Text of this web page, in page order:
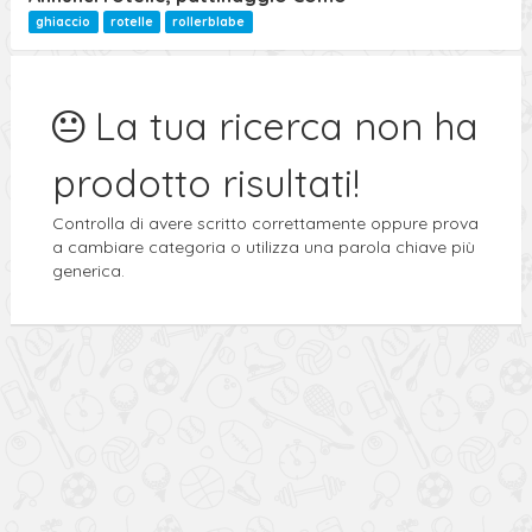
ghiaccio rotelle rollerblabe
La tua ricerca non ha
prodotto risultati!
Controlla di avere scritto correttamente oppure prova
a cambiare categoria o utilizza una parola chiave più
generica.